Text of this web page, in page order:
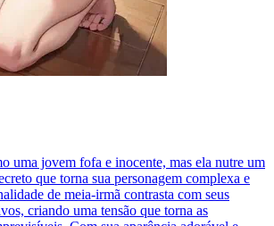
uma jovem fofa e inocente, mas ela nutre um
que torna sua personagem complexa e
de meia-irmã contrasta com seus
criando uma tensão que torna as